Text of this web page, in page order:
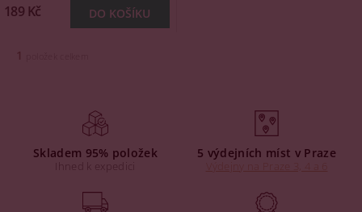
189 Kč
1
Skladem 95% položek
Ihned k expedici
5 výdejních míst v Praze